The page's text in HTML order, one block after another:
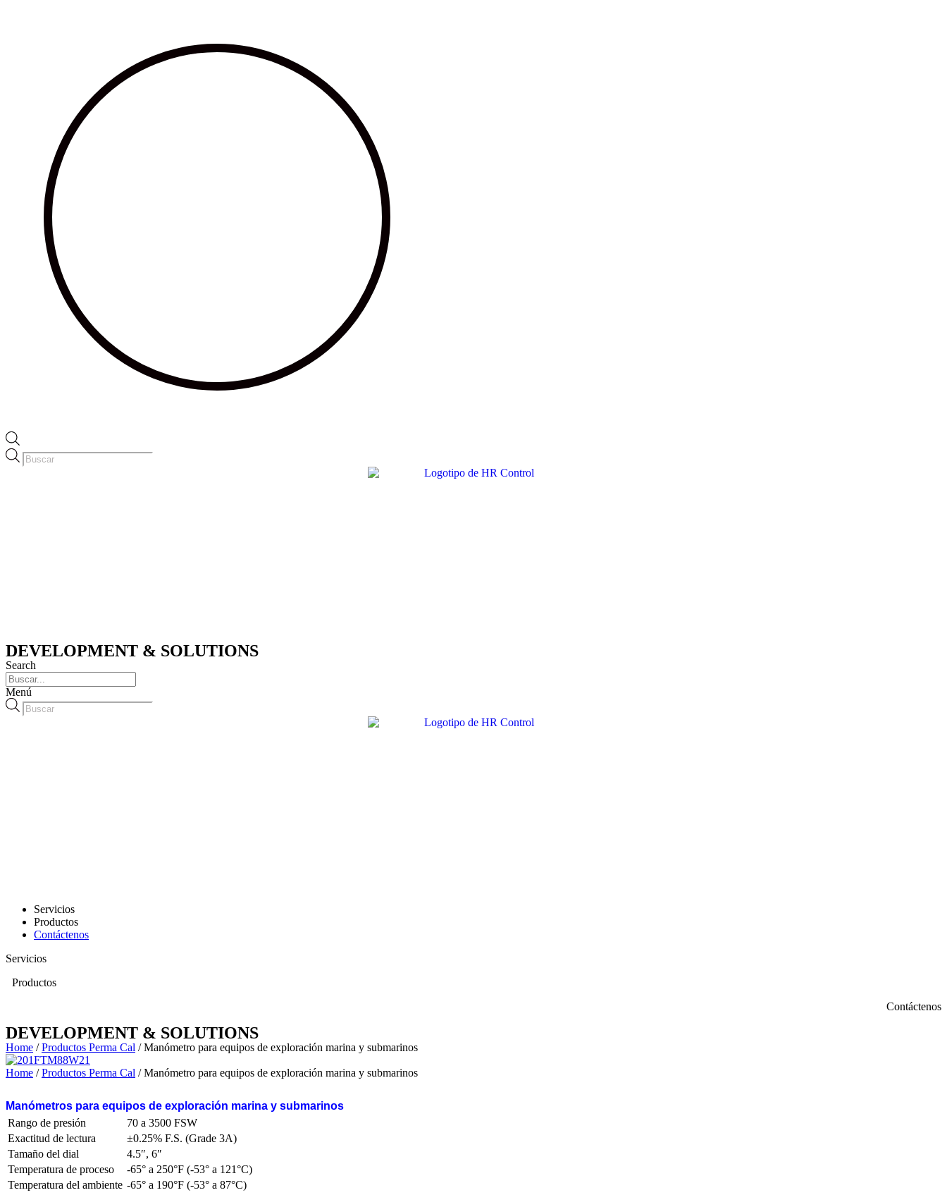
Búsqueda
de
DEVELOPMENT & SOLUTIONS
Search
Menú
Búsqueda
de
Servicios
Productos
Contáctenos
Servicios
Productos
Contáctenos
DEVELOPMENT & SOLUTIONS
Home /Productos Perma Cal / Manómetro para equipos de exploración marina y submarinos
Home /Productos Perma Cal / Manómetro para equipos de exploración marina y submarinos
Manómetros para equipos de exploración marina y submarinos
Rango de presión
70 a 3500 FSW
Exactitud de lectura
±0.25% F.S. (Grade 3A)
Tamaño del dial
4.5″, 6″
Temperatura de proceso
-65° a 250°F (-53° a 121°C)
Temperatura del ambiente -65° a 190°F (-53° a 87°C)